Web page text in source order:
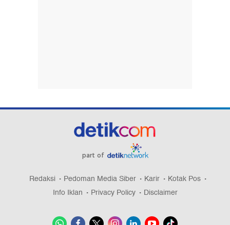
part of
Redaksi Pedoman Media Siber Karir
Kotak Pos
Info Iklan
Privacy Policy Disclaimer